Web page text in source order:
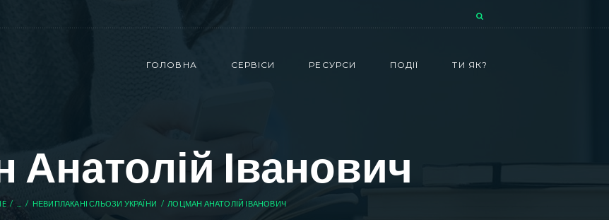
ГОЛОВНА СЕРВІСИ РЕСУРСИ ПОДІЇ ТИ ЯК?
Іванович
НЕВИПЛАКАНІ СЛЬОЗИ УКРАЇНИ ЛОЦМАН АНАТОЛІЙ ІВАНОВИЧ